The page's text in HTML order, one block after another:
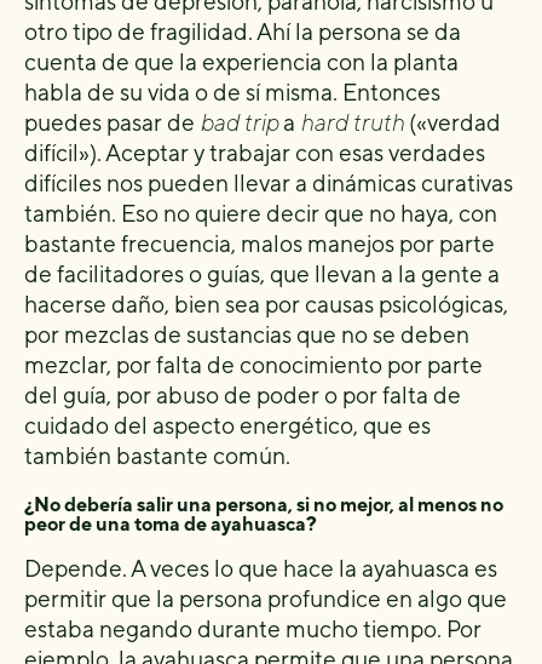
otro tipo de fragilidad. Ahí la persona se da
cuenta de que la experiencia con la planta
habla de su vida o de sí misma. Entonces
puedes pasar de bad tripa hard truth («verdad
difícil»). Aceptar y trabajar con esas verdades
difíciles nos pueden llevar a dinámicas curativas
también. Eso no quiere decir que no haya, con
bastante frecuencia, malos manejos por parte
de facilitadores o guías, que llevan a la gente a
hacerse daño, bien sea por causas psicológicas,
por mezclas de sustancias que no se deben
mezclar, por falta de conocimiento por parte
del guía, por abuso de poder o por falta de
cuidado del aspecto energético, que es
también bastante común.
¿No debería salir una persona, si no mejor, al menos no
peor de una toma de ayahuasca?
Depende. A veces lo que hace la ayahuasca es
permitir que la persona profundice en algo que
estaba negando durante mucho tiempo. Por